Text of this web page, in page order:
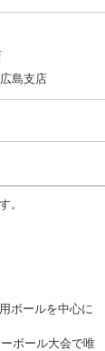
島支店
。
ボールを中心に
ボール大会で唯